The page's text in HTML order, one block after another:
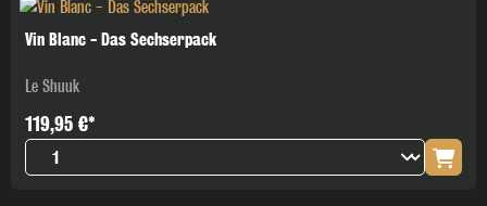
Vin Blanc - Das Sechserpack
Le Shuuk
119,95 €*
🎧 Join the Beat!
Melde dich jetzt für unseren Newsletter an und verpasse keinen
exklusiven Track-Release, Gig-Termin oder Special Deal mehr. Hol